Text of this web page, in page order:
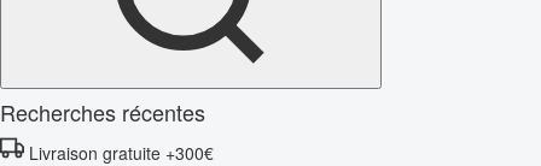
Recherches récentes
Livraison gratuite +300€